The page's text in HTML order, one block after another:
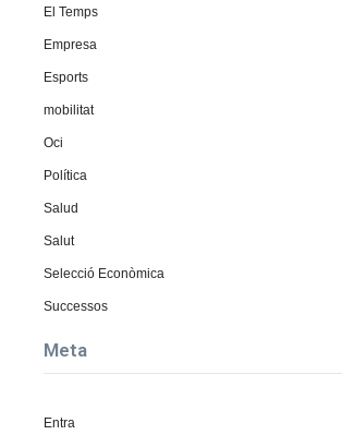
El Temps
Empresa
Esports
mobilitat
Oci
Política
Salud
Salut
Selecció Econòmica
Successos
Meta
Entra